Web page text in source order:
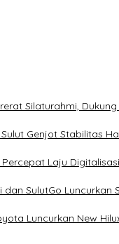
Silaturahmi,
Genjot Stabilitas
Laju
SulutGo
Luncurkan New